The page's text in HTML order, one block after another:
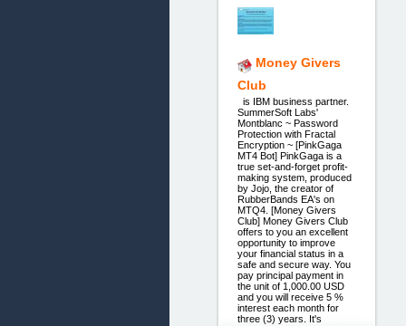
Money Givers
Club
is IBM business partner.
SummerSoft Labs'
Montblanc ~ Password
Protection with Fractal
Encryption ~ [PinkGaga
MT4 Bot] PinkGaga is a
true set-and-forget profit-
making system, produced
by Jojo, the creator of
RubberBands EA's on
MTQ4. [Money Givers
Club] Money Givers Club
offers to you an excellent
opportunity to improve
your financial status in a
safe and secure way. You
pay principal payment in
the unit of 1,000.00 USD
and you will receive 5 %
interest each month for
three (3) years. It's